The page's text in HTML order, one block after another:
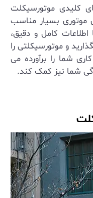
کلیدی موتورسیکلت‌
موتوری بسیار مناسب
اطلاعات کامل و دقیق،
و موتورسیکلتی را
شما را برآورده می
شما نیز کمک کند.